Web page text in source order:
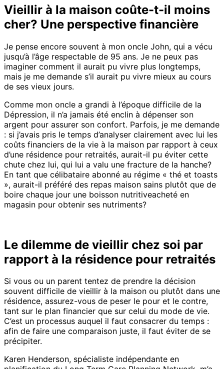
Vieillir à la maison coûte-t-il moins
cher? Une perspective financière
Je pense encore souvent à mon oncle John, qui a vécu
jusqu’à l’âge respectable de 95 ans. Je ne peux pas
imaginer comment il aurait pu vivre plus longtemps,
mais je me demande s’il aurait pu vivre mieux au cours
de ses vieux jours.
Comme mon oncle a grandi à l’époque difficile de la
Dépression, il n’a jamais été enclin à dépenser son
argent pour assurer son confort. Parfois, je me demande
: si j’avais pris le temps d’analyser clairement avec lui les
coûts financiers de la vie à la maison par rapport à ceux
d’une résidence pour retraités, aurait-il pu éviter cette
chute chez lui, qui lui a valu une fracture de la hanche?
En tant que célibataire abonné au régime « thé et toasts
», aurait-il préféré des repas maison sains plutôt que de
boire chaque jour une boisson nutritiveacheté en
magasin pour obtenir ses nutriments?
Le dilemme de vieillir chez soi par
rapport à la résidence pour retraités
Si vous ou un parent tentez de prendre la décision
souvent difficile de vieillir à la maison ou plutôt dans une
résidence, assurez-vous de peser le pour et le contre,
tant sur le plan financier que sur celui du mode de vie.
C’est un processus auquel il faut consacrer du temps :
afin de faire une comparaison juste, il faut éviter de se
précipiter.
Karen Henderson, spécialiste indépendante en